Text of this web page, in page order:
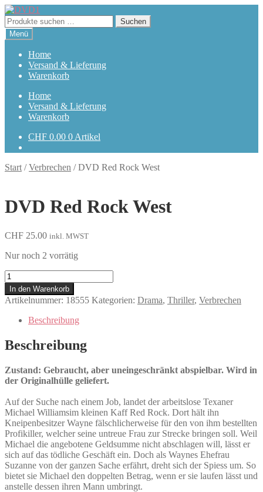
Zur
Navigation
springen
Zum
Inhalt
springen
Suchen
nach:
Suchen
Menü
Home
Versand & Lieferung
Warenkorb
Home
Versand & Lieferung
Warenkorb
CHF 0.00 0 Artikel
Start /Verbrechen /DVD Red Rock West
DVD Red Rock West
CHF 25.00 inkl. MWST
Nur noch 2 vorrätig
Red
Rock
West
Menge
In den Warenkorb
Artikelnummer: 18555 Kategorien: Drama, Thriller, Verbrechen
Beschreibung
Beschreibung
Zustand: Gebraucht, aber uneingeschränkt abspielbar. Wird in
der Originalhülle geliefert.
Auf der Suche nach einem Job, landet der arbeitslose Texaner
Michael Williamsim kleinen Kaff Red Rock. Dort hält ihn
Kneipenbesitzer Wayne fälschlicherweise für den von ihm bestellten
Profikiller, welcher seine untreue Frau zur Strecke bringen soll. Weil
Michael die angebotene Geldsumme nicht abschlagen will, lässt er
sich auf das tödliche Geschäft ein. Doch als Waynes Ehefrau
Suzanne von der ganzen Sache erfährt, dreht sich der Spiess um. So
bietet sie Michael den doppelten Betrag, wenn er sie laufen lässt und
anstelle dessen ihren Mann umbringt.